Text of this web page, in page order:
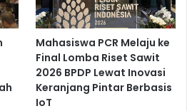
Mahasiswa PCR Melaju ke
Final Lomba Riset Sawit
2026 BPDP Lewat Inovasi
Keranjang Pintar Berbasis
IoT